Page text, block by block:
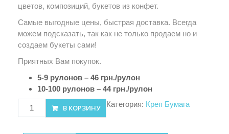
цветов, композиций, букетов из конфет.
Самые выгодные цены, быстрая доставка. Всегда
можем подсказать, так как не только продаем но и
создаем букеты сами!
Приятных Вам покупок.
5-9 рулонов – 46 грн./рулон
10-100 рулонов – 44 грн./рулон
Количество
товара
В КОРЗИНУ Категория: Креп Бумага